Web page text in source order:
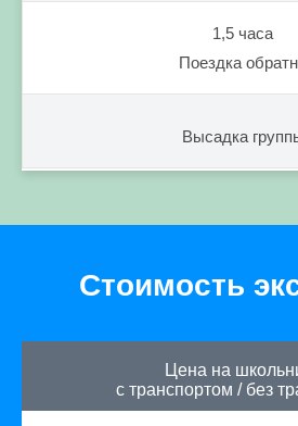
1,5 часа
Поездка
Высадка
Стоимость
Цена на
с транспортом / без